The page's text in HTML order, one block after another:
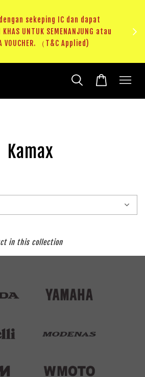
sekeping IC dan dapat
KHAS UNTUK SEMENANJUNG atau
VOUCHER. （T&C Applied)
Kamax
in this collection